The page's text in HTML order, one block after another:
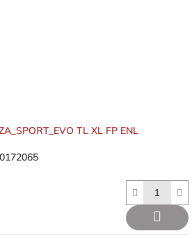
TL XL FP ENL